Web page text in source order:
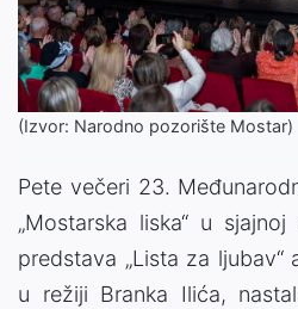
(Izvor: Narodno pozorište Mostar)
Pete večeri 23.
„Mostarska liska“ u
predstava „Lista za ljubav“
u režiji Branka Ilića,